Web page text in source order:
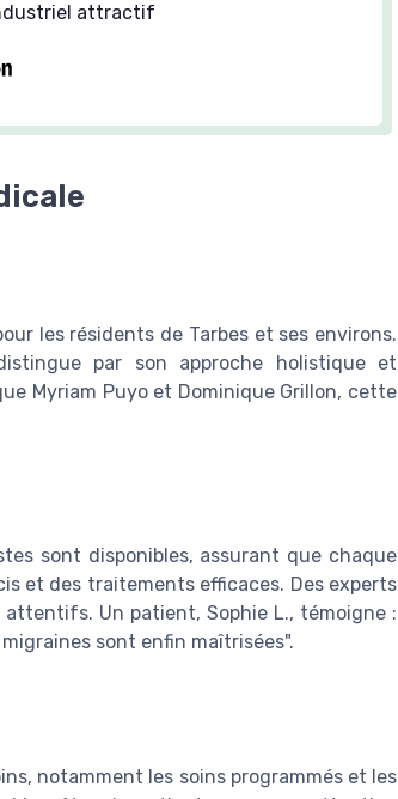
attractif
les résidents de Tarbes et ses environs.
par son approche holistique et
Myriam Puyo et Dominique Grillon, cette
sont disponibles, assurant que chaque
et des traitements efficaces. Des experts
Un patient, Sophie L., témoigne :
sont enfin maîtrisées".
notamment les soins programmés et les